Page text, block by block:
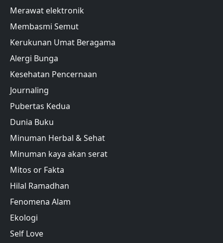
Merawat elektronik
Membasmi Semut
Kerukunan Umat Beragama
Alergi Bunga
Kesehatan Pencernaan
Journaling
Pubertas Kedua
Dunia Buku
Minuman Herbal & Sehat
Minuman kaya akan serat
Mitos or Fakta
Hilal Ramadhan
Fenomena Alam
Ekologi
Self Love